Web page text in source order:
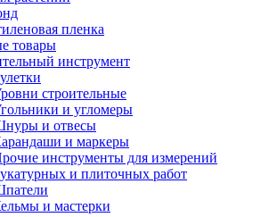
пленка
товары
инструмент
строительные
и угломеры
и отвесы
и маркеры
инструменты для измерений
и плиточных работ
и мастерки